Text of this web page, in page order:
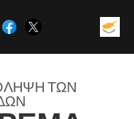
ΤΩΝ